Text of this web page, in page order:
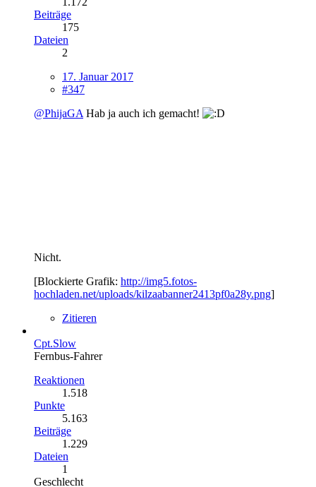
Beiträge
175
Dateien
2
17. Januar 2017
#347
@PhijaGA Hab ja auch ich gemacht!
Nicht.
[Blockierte Grafik: http://img5.fotos-
hochladen.net/uploads/kilzaabanner2413pf0a28y.png]
Zitieren
Cpt.Slow
Fernbus-Fahrer
Reaktionen
1.518
Punkte
5.163
Beiträge
1.229
Dateien
1
Geschlecht